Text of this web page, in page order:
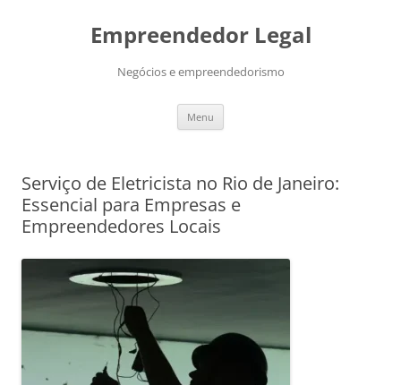
Empreendedor Legal
Negócios e empreendedorismo
Menu
Serviço de Eletricista no Rio de Janeiro:
Essencial para Empresas e
Empreendedores Locais